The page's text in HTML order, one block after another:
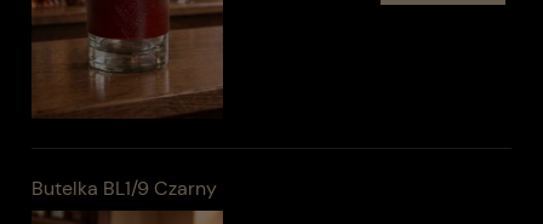
Butelka BL1/9 Czarny